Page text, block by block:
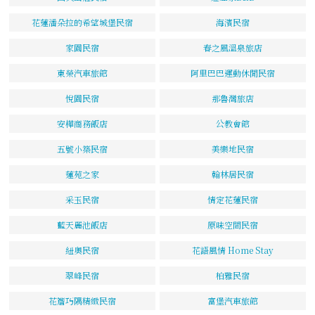
花蓮潘朵拉的希望城堡民宿 海濱民宿
家園民宿 春之風溫泉旅店
東榮汽車旅館 阿里巴巴運動休閒民宿
悅園民宿 那魯灣旅店
安樺商務飯店 公教會館
五號小築民宿 美樂地民宿
蓮苑之家 翰林居民宿
采玉民宿 情定花蓮民宿
藍天麗池飯店 原味空間民宿
紐奧民宿 花語風情 Home Stay
翠峰民宿 柏雅民宿
花簷巧隅精緻民宿 富堡汽車旅館